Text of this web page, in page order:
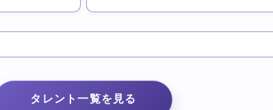
タレント一覧を見る